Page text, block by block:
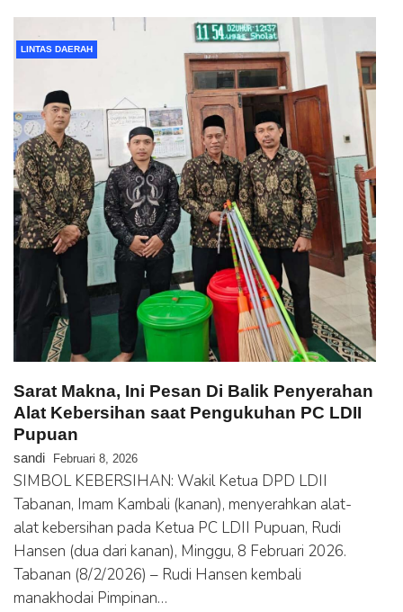
LINTAS DAERAH
Sarat Makna, Ini Pesan Di Balik Penyerahan
Alat Kebersihan saat Pengukuhan PC LDII
Pupuan
sandi Februari 8, 2026
SIMBOL KEBERSIHAN: Wakil Ketua DPD LDII
Tabanan, Imam Kambali (kanan), menyerahkan alat-
alat kebersihan pada Ketua PC LDII Pupuan, Rudi
Hansen (dua dari kanan), Minggu, 8 Februari 2026.
Tabanan (8/2/2026) – Rudi Hansen kembali
manakhodai Pimpinan…